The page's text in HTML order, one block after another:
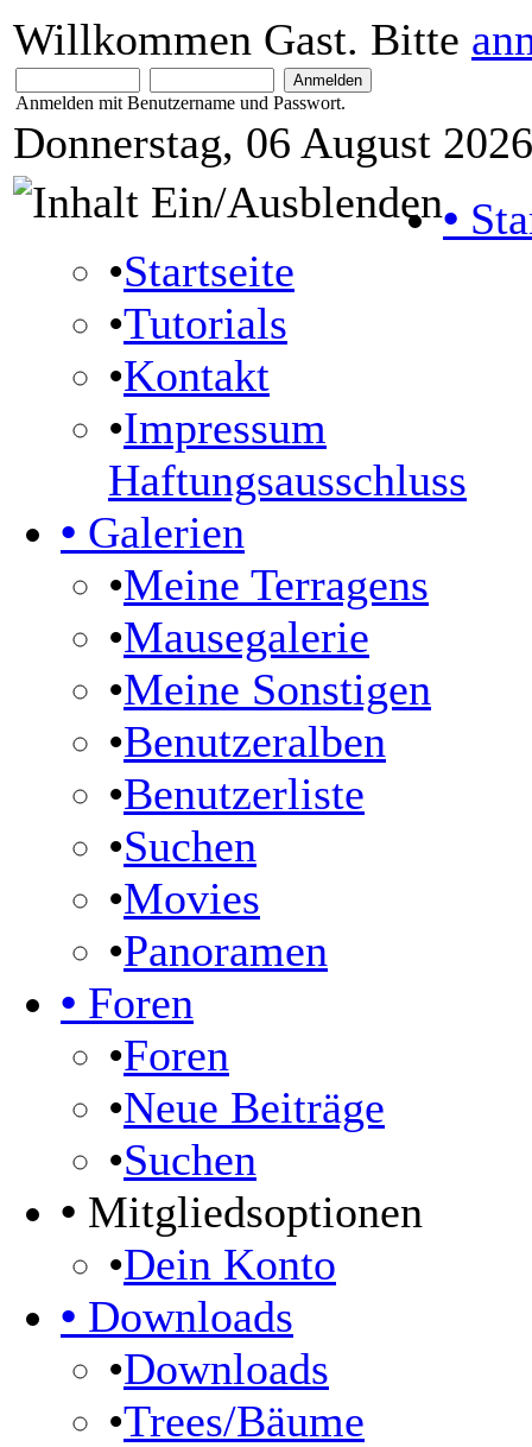
Willkommen Gast. Bitte
Anmelden mit Benutzername und Passwort.
Donnerstag, 06 August
•
•Startseite
•Tutorials
•Kontakt
•Impressum
Haftungsausschluss
• Galerien
•Meine Terragens
•Mausegalerie
•Meine Sonstigen
•Benutzeralben
•Benutzerliste
•Suchen
•Movies
•Panoramen
• Foren
•Foren
•Neue Beiträge
•Suchen
• Mitgliedsoptionen
•Dein Konto
• Downloads
•Downloads
•Trees/Bäume